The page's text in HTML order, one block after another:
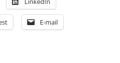
E-mail